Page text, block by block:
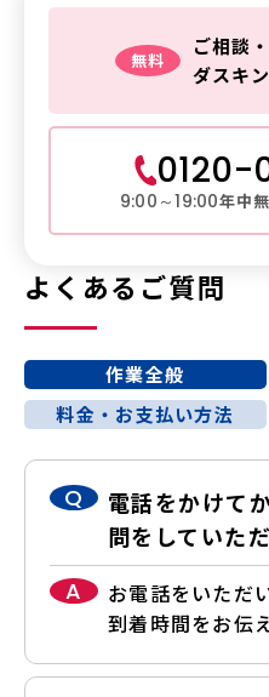
無料
ご相談
ダスキ
9:00～19:00年中
よくあるご質問
作業全般
料金・お支払い方法
Q
電話をかけて
問をしていた
A
お電話をいただ
到着時間をお伝